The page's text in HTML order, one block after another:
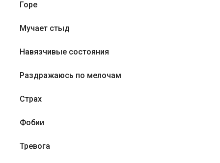
Горе
Мучает стыд
Навязчивые состояния
Раздражаюсь по мелочам
Страх
Фобии
Тревога